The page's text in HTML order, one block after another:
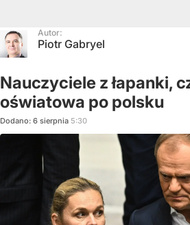
Autor:
Piotr Gabryel
Nauczyciele z łapanki,
oświatowa po polsku
Dodano: 6 sierpnia 5:30